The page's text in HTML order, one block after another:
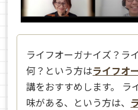
ライフオーガナイズ？ラ
何？という方はライフオ
講をおすすめします。 ラ
味がある、という方は、